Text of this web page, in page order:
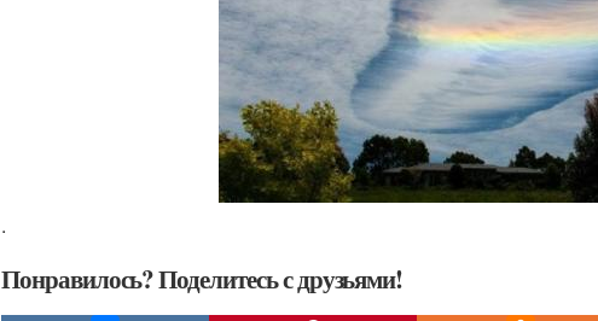
.
Понравилось? Поделитесь с друзьями!